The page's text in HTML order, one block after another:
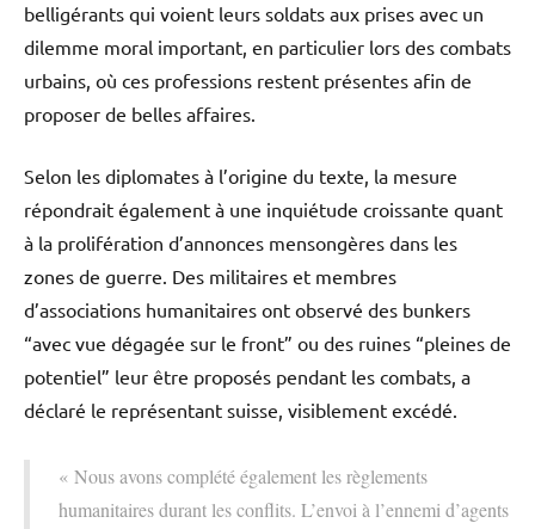
belligérants qui voient leurs soldats aux prises avec un
dilemme moral important, en particulier lors des combats
urbains, où ces professions restent présentes afin de
proposer de belles affaires.
Selon les diplomates à l’origine du texte, la mesure
répondrait également à une inquiétude croissante quant
à la prolifération d’annonces mensongères dans les
zones de guerre. Des militaires et membres
d’associations humanitaires ont observé des bunkers
“avec vue dégagée sur le front” ou des ruines “pleines de
potentiel” leur être proposés pendant les combats, a
déclaré le représentant suisse, visiblement excédé.
« Nous avons complété également les règlements
humanitaires durant les conflits. L’envoi à l’ennemi d’agents